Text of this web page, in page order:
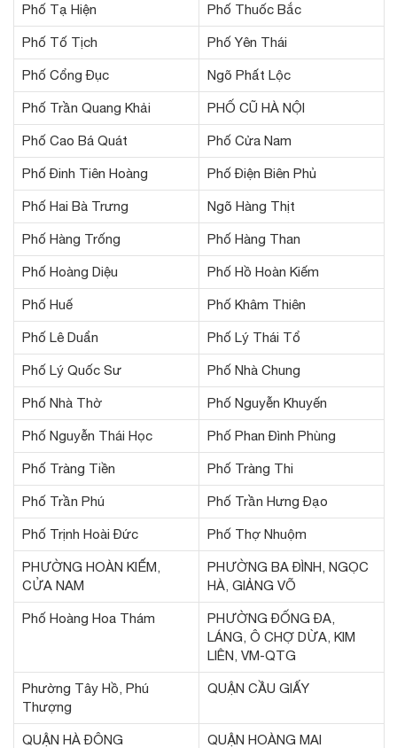
Phố Tạ Hiện Phố Thuốc Bắc
Phố Tố Tịch Phố Yên Thái
Phố Cổng Đục Ngõ Phất Lộc
Phố Trần Quang Khải PHỐ CŨ HÀ NỘI
Phố Cao Bá Quát Phố Cửa Nam
Phố Đinh Tiên Hoàng Phố Điện Biên Phủ
Phố Hai Bà Trưng Ngõ Hàng Thịt
Phố Hàng Trống Phố Hàng Than
Phố Hoàng Diệu Phố Hồ Hoàn Kiếm
Phố Huế Phố Khâm Thiên
Phố Lê Duẩn Phố Lý Thái Tổ
Phố Lý Quốc Sư Phố Nhà Chung
Phố Nhà Thờ Phố Nguyễn Khuyến
Phố Nguyễn Thái Học Phố Phan Đình Phùng
Phố Tràng Tiền Phố Tràng Thi
Phố Trần Phú Phố Trần Hưng Đạo
Phố Trịnh Hoài Đức Phố Thợ Nhuộm
PHƯỜNG HOÀN KIẾM,
CỬA NAM
PHƯỜNG BA ĐÌNH, NGỌC
HÀ, GIẢNG VÕ
Phố Hoàng Hoa Thám
PHƯỜNG ĐỐNG ĐA,
LÁNG, Ô CHỢ DỪA, KIM
LIÊN, VM-QTG
Phường Tây Hồ, Phú
Thượng
QUẬN CẦU GIẤY
QUẬN HÀ ĐÔNG QUẬN HOÀNG MAI